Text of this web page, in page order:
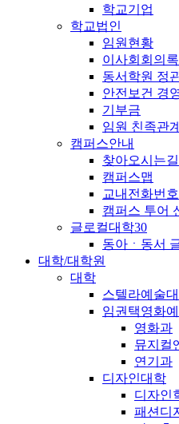
학교기업
학교법인
임원현황
이사회회의
동서학원 정
안전보건 경
기부금
임원 친족관
캠퍼스안내
찾아오시는길
캠퍼스맵
교내전화번호
캠퍼스 투어
글로컬대학30
동아ㆍ동서
대학/대학원
대학
스텔라예술
임권택영화
영화과
뮤지컬
연기과
디자인대학
디자인
패션디